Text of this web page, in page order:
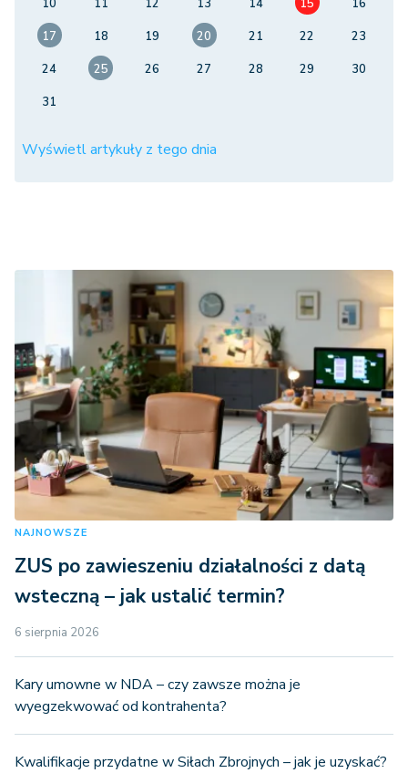
10 11 12 13 14 15
16
17
18 19 20 21 22
23
24
25 26 27 28 29
30
31
Wyświetl artykuły z tego dnia
NAJNOWSZE
ZUS po zawieszeniu działalności z datą
wsteczną – jak ustalić termin?
6 sierpnia 2026
Kary umowne w NDA – czy zawsze można je
wyegzekwować od kontrahenta?
Kwalifikacje przydatne w Siłach Zbrojnych – jak je uzyskać?